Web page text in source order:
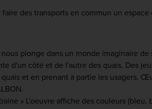
des transports en commun un
plonge dans un monde imaginaire
d'un côté et de l'autre des quais. Des
et en prenant à partie les usagers.
» L'oeuvre affiche des couleurs (bleu,